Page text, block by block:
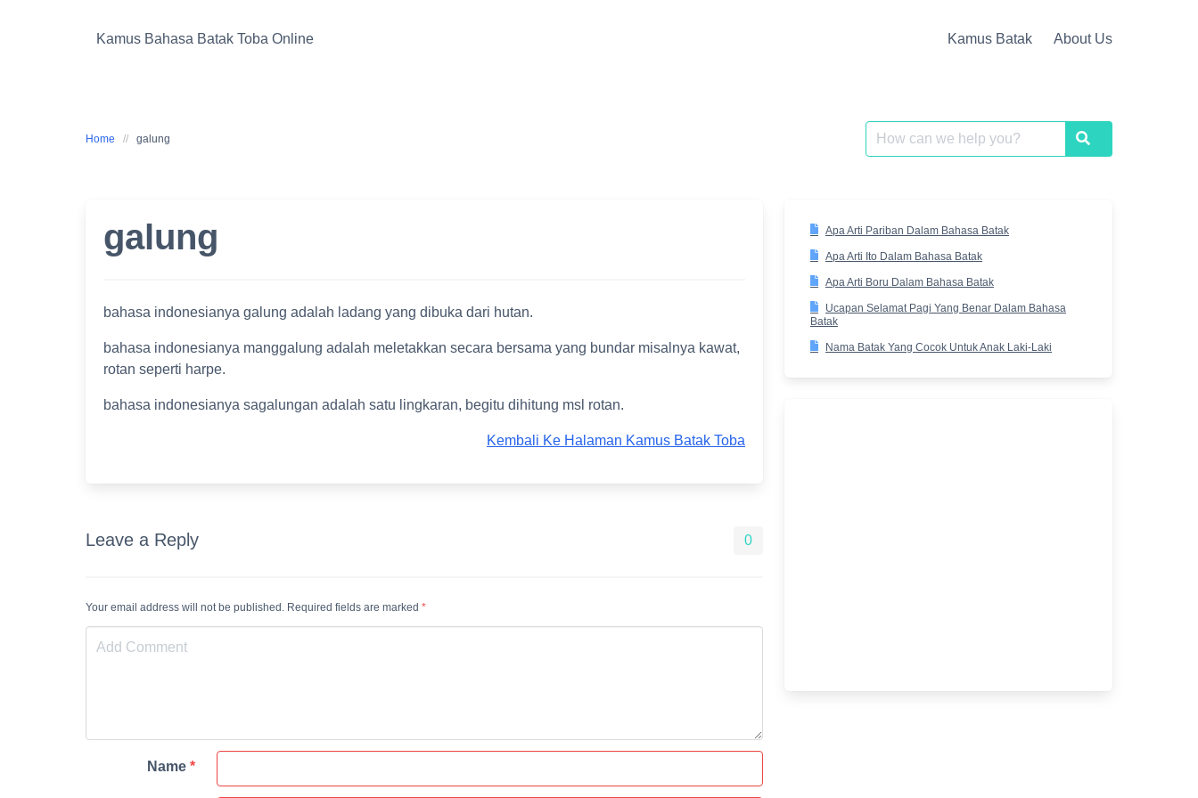
Kamus Bahasa Batak Toba Online Kamus Batak About Us
Home galung
Search
for:
Search
Apa Arti Pariban Dalam Bahasa Batak
Apa Arti Ito Dalam Bahasa Batak
Apa Arti Boru Dalam Bahasa Batak
Ucapan Selamat Pagi Yang Benar Dalam Bahasa
Batak
Nama Batak Yang Cocok Untuk Anak Laki-Laki
galung
bahasa indonesianya galung adalah ladang yang dibuka dari hutan.
bahasa indonesianya manggalung adalah meletakkan secara bersama yang bundar misalnya kawat,
rotan seperti harpe.
bahasa indonesianya sagalungan adalah satu lingkaran, begitu dihitung msl rotan.
Kembali Ke Halaman Kamus Batak Toba
Leave a Reply 0
Your email address will not be published. Required fields are marked *
Name *